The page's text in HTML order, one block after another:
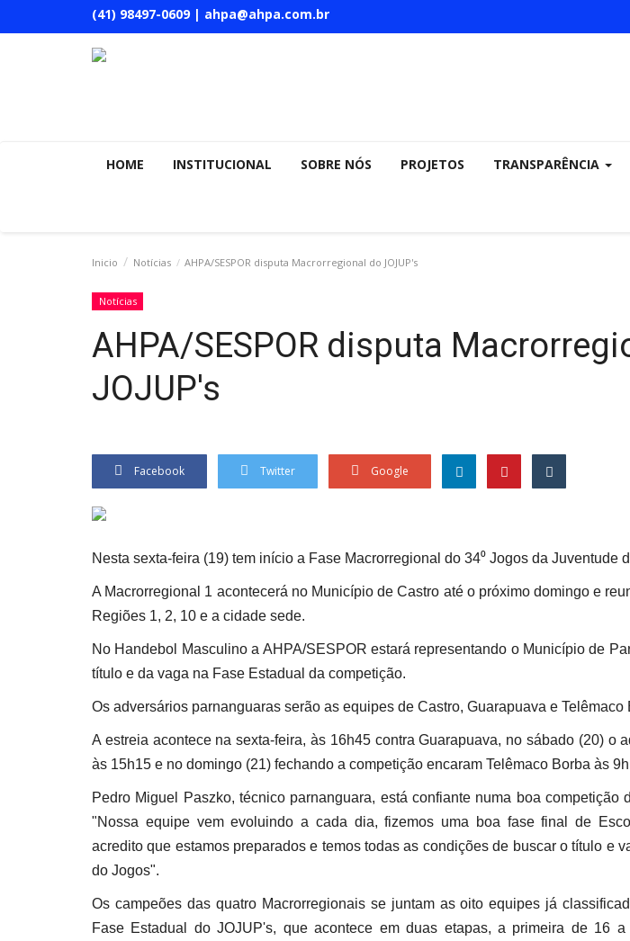
(41) 98497-0609 | ahpa@ahpa.com.br
HOME INSTITUCIONAL SOBRE NÓS PROJETOS TRANSPARÊNCIA
Inicio Notícias AHPA/SESPOR disputa Macrorregional do JOJUP's
Notícias
AHPA/SESPOR disputa
JOJUP's
Facebook Twitter Google
Nesta sexta-feira (19) tem início a Fase Macrorregional do 34⁰ Jogos da Juventude
A Macrorregional 1 acontecerá no Município de Castro até o próximo domingo e
Regiões 1, 2, 10 e a cidade sede.
No Handebol Masculino a AHPA/SESPOR estará representando o Município de
título e da vaga na Fase Estadual da competição.
Os adversários parnanguaras serão as equipes de Castro, Guarapuava e Telêmaco
A estreia acontece na sexta-feira, às 16h45 contra Guarapuava, no sábado (20) o
às 15h15 e no domingo (21) fechando a competição encaram Telêmaco Borba às
Pedro Miguel Paszko, técnico parnanguara, está confiante numa boa competição
"Nossa equipe vem evoluindo a cada dia, fizemos uma boa fase final de
acredito que estamos preparados e temos todas as condições de buscar o título e
do Jogos".
Os campeões das quatro Macrorregionais se juntam as oito equipes já
Fase Estadual do JOJUP's, que acontece em duas etapas, a primeira de 16